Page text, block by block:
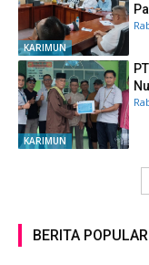
KARIMUN
KARIMUN
BERITA POPULAR